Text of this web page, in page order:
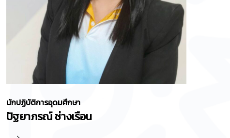
นักปฏิบัติการอุดมศึกษา
ปัฐยาภรณ์ ช่างเรือน